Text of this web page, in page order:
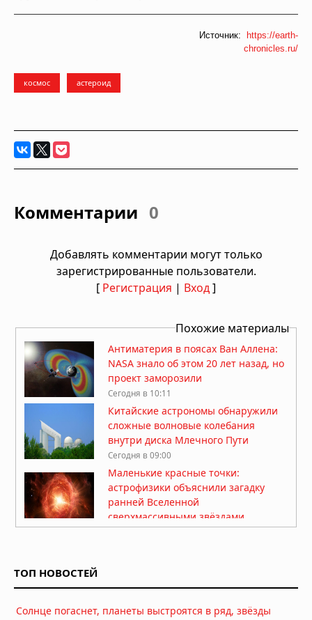
Источник:
https://earth-
chronicles.ru/
космос астероид
Комментарии 0
Добавлять комментарии могут только
зарегистрированные пользователи.
[ Регистрация | Вход]
Похожие материалы
Антиматерия в поясах Ван Аллена:
NASA знало об этом 20 лет назад, но
проект заморозили
Сегодня в 10:11
Китайские астрономы обнаружили
сложные волновые колебания
внутри диска Млечного Пути
Сегодня в 09:00
Маленькие красные точки:
астрофизики объяснили загадку
ранней Вселенной
сверхмассивными звёздами
На Солнце нашли вихри,
ТОП НОВОСТЕЙ
Солнце погаснет, планеты выстроятся в ряд, звёзды